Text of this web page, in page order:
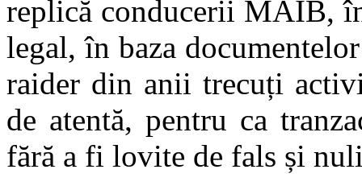
replică conducerii MAIB,
legal, în baza
raider din anii trecuți
de atentă, pentru ca
fără a fi lovite de fals și